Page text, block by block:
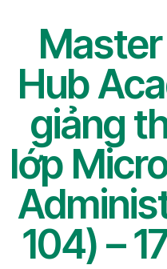
Hub
giảng
lớp
104) –